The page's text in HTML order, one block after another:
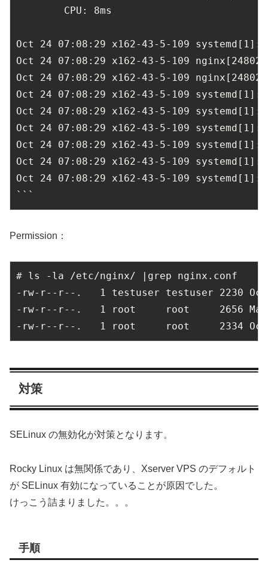
        CPU: 8ms
Oct 24 07:08:29 x162-43-5-109
Oct 24 07:08:29 x162-43-5-109
Oct 24 07:08:29 x162-43-5-109
Oct 24 07:08:29 x162-43-5-109
Oct 24 07:08:29 x162-43-5-109
Oct 24 07:08:29 x162-43-5-109
Oct 24 07:08:29 x162-43-5-109
Oct 24 07:08:29 x162-43-5-109
Oct 24 07:08:29 x162-43-5-109
```
Permission：
# ls -la /etc/nginx/ |grep nginx.conf
-rw-r--r--.   1 testuser testuser 2230 Oct
-rw-r--r--.   1 root     root     2656 May
-rw-r--r--.   1 root     root     2334 Oct
対策
SELinux の無効化が対策となります。
Rocky Linux は無関係であり、Xserver VPS のデフォルト
が SELinux 有効になっていることが原因でした。
けっこう詰まりました。。。
手順